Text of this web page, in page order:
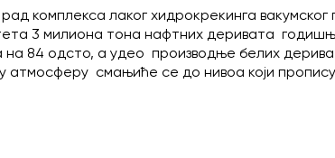
комплекса лаког хидрокрекинга
3 милиона тона нафтних деривата
на 84 одсто, а удео производње белих
атмосферу смањиће се до нивоа који